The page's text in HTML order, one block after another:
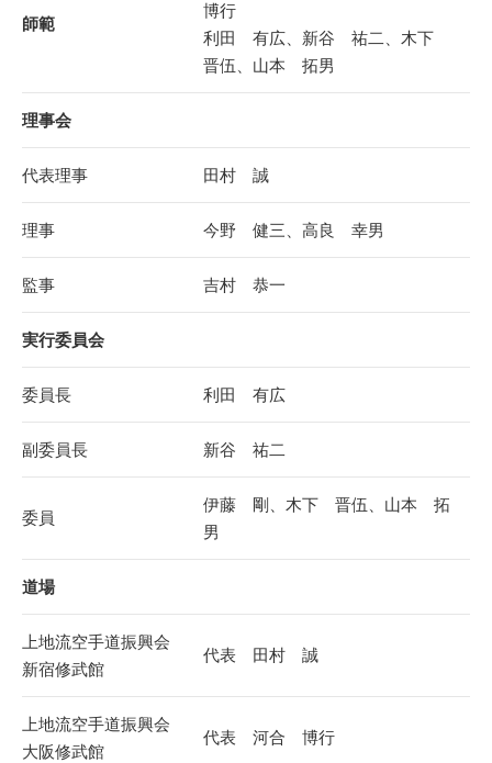
師範
博行
利田 有広、新谷 祐二、木下
晋伍、山本 拓男
理事会
代表理事 田村 誠
理事 今野 健三、高良 幸男
監事 吉村 恭一
実行委員会
委員長 利田 有広
副委員長 新谷 祐二
委員
伊藤 剛、木下 晋伍、山本 拓
男
道場
上地流空手道振興会
新宿修武館
代表 田村 誠
上地流空手道振興会
大阪修武館
代表 河合 博行